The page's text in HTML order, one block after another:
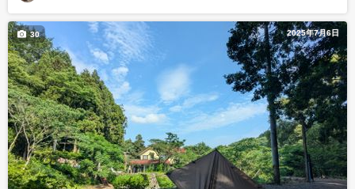
2025年7月6日
30